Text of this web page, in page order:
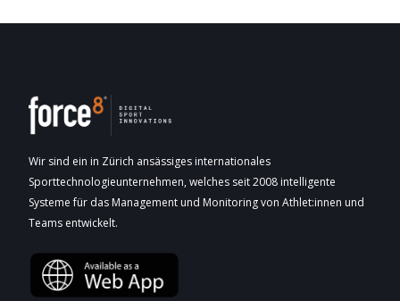
Wir sind ein in Zürich ansässiges internationales
Sporttechnologieunternehmen, welches seit 2008 intelligente
Systeme für das Management und Monitoring von Athlet:innen und
Teams entwickelt.